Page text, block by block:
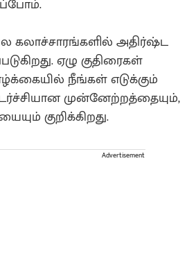
கலாச்சாரங்களில் அதிர்ஷ்ட
ஏழு குதிரைகள்
நீங்கள் எடுக்கும்
முன்னேற்றத்தையும்,
குறிக்கிறது.
Advertisement